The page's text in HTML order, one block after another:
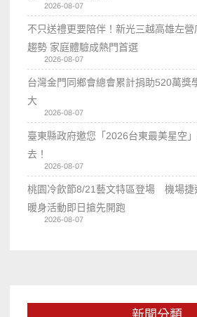
2026-08-07
不只送禮更要陪伴！新光三越高雄左
趨勢 家庭體驗成熱門首選
2026-08-07
台灣金門同鄉會總會累計捐助520萬獎
大
2026-08-07
臺東縣政府邀您「2026台東最美星空
去！
2026-08-07
桃園冷飲節8/21藝文特區登場 機場捷
暖身活動即日搶先開跑
2026-08-07